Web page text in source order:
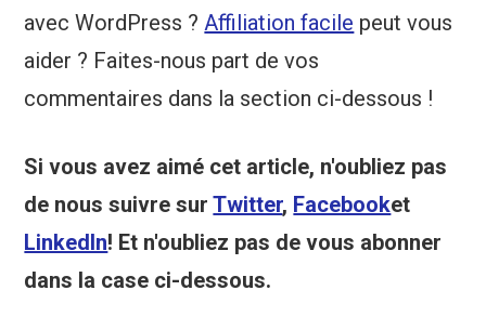
avec WordPress ?Affiliation facile peut vous
aider ? Faites-nous part de vos
commentaires dans la section ci-dessous !
Si vous avez aimé cet article, n'oubliez pas
de nous suivre surTwitter, Facebooket
LinkedIn! Et n'oubliez pas de vous abonner
dans la case ci-dessous.